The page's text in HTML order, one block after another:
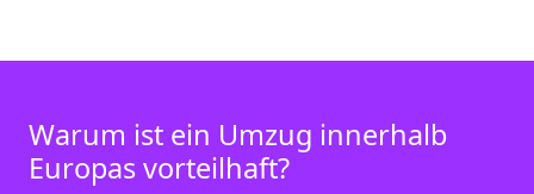
Warum ist ein Umzug innerhalb
Europas vorteilhaft?